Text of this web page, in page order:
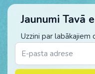
Jaunumi Tavā
Uzzini par labākajiem